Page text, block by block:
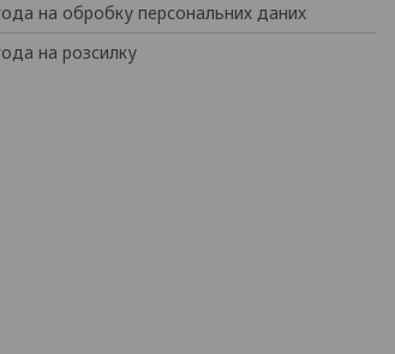
на обробку персональних даних
на розсилку